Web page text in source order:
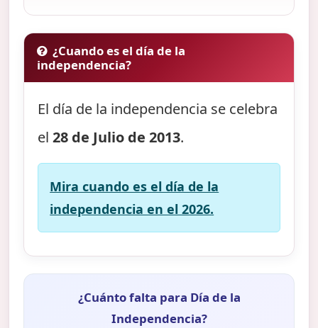
¿Cuando es el día de la
independencia?
El día de la independencia se celebra
el28 de Julio de 2013.
Mira cuando es el día de la
independencia en el 2026.
¿Cuánto falta para Día de la
Independencia?